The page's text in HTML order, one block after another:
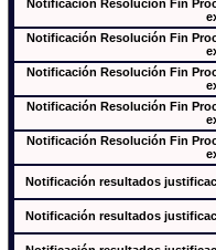
Notificación Resolución Fin
Notificación Resolución Fin
Notificación Resolución Fin
Notificación Resolución Fin
Notificación Resolución Fin
Notificación resultados
Notificación resultados